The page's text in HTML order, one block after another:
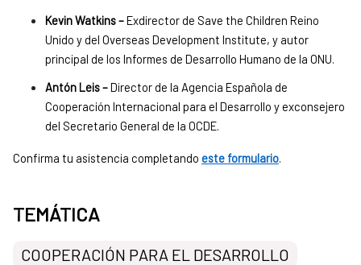
Kevin Watkins –Exdirector de Save the Children Reino
Unido y del Overseas Development Institute, y autor
principal de los Informes de Desarrollo Humano de la ONU.
Antón Leis –Director de la Agencia Española de
Cooperación Internacional para el Desarrollo y exconsejero
del Secretario General de la OCDE.
Confirma tu asistencia completando este formulario.
TEMÁTICA
COOPERACIÓN PARA EL DESARROLLO